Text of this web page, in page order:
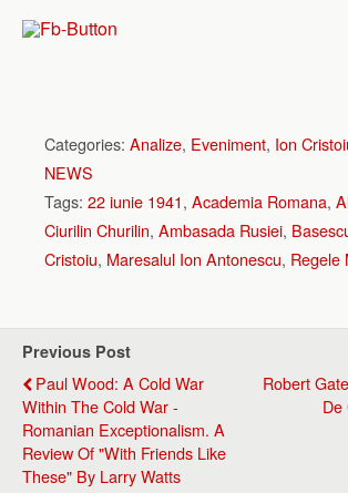
Categories: Analize, Eveniment, Ion
NEWS
Tags: 22 iunie 1941, Academia Romana,
Ciurilin Churilin, Ambasada Rusiei,
Cristoiu, Maresalul Ion Antonescu, Regele
Previous Post
Paul Wood: A Cold War
Within The Cold War -
Romanian Exceptionalism. A
Review Of "With Friends Like
These" By Larry Watts
Robert
De